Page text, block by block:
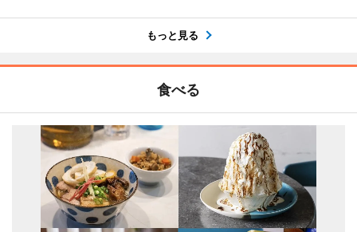
もっと見る
食べる